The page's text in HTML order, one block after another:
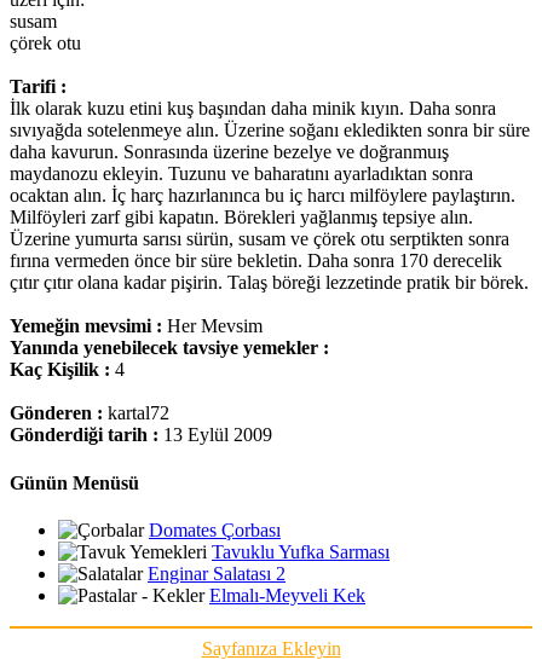
susam
çörek otu
Tarifi :
İlk olarak kuzu etini kuş başından daha minik kıyın. Daha sonra
sıvıyağda sotelenmeye alın. Üzerine soğanı ekledikten sonra bir süre
daha kavurun. Sonrasında üzerine bezelye ve doğranmuış
maydanozu ekleyin. Tuzunu ve baharatını ayarladıktan sonra
ocaktan alın. İç harç hazırlanınca bu iç harcı milföylere paylaştırın.
Milföyleri zarf gibi kapatın. Börekleri yağlanmış tepsiye alın.
Üzerine yumurta sarısı sürün, susam ve çörek otu serptikten sonra
fırına vermeden önce bir süre bekletin. Daha sonra 170 derecelik
çıtır çıtır olana kadar pişirin. Talaş böreği lezzetinde pratik bir börek.
Yemeğin mevsimi : Her Mevsim
Yanında yenebilecek tavsiye yemekler :
Kaç Kişilik : 4
Gönderen : kartal72
Gönderdiği tarih : 13 Eylül 2009
Günün Menüsü
Domates Çorbası
Tavuklu Yufka Sarması
Enginar Salatası 2
Elmalı-Meyveli Kek
Sayfanıza Ekleyin